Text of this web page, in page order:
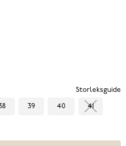
Storleksguide
39 40 41